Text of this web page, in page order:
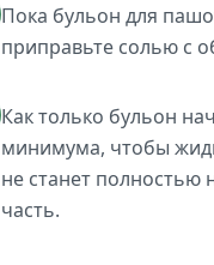
Пока бульон для
приправьте солью с
Как только бульон
минимума, чтобы
не станет полностью
часть.